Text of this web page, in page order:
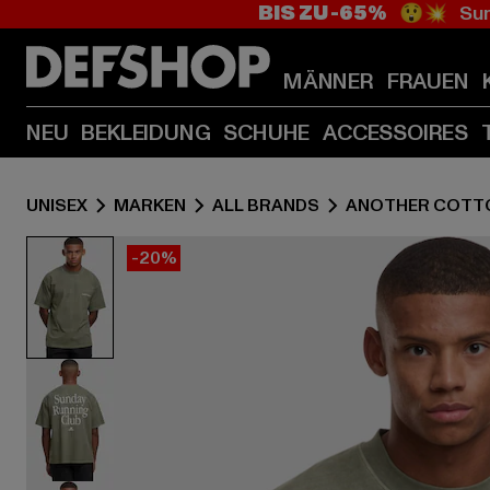
BIS ZU -65% 😲💥
MÄNNER FRAUEN
NEU BEKLEIDUNG SCHUHE ACCESSOIRES
UNISEX MARKEN ALL BRANDS ANOTHER
-20%